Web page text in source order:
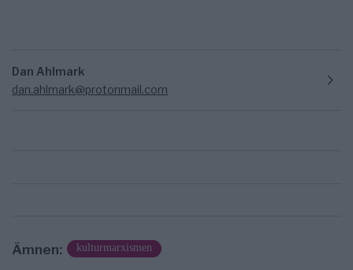
Dan Ahlmark
dan.ahlmark@protonmail.com
Ämnen: kulturmarxismen